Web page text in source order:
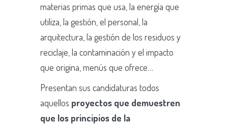
materias primas que usa, la energía que
utiliza, la gestión, el personal, la
arquitectura, la gestión de los residuos y
reciclaje, la contaminación y el impacto
que origina, menús que ofrece…
Presentan sus candidaturas todos
aquellos proyectos que demuestren
que los principios de la